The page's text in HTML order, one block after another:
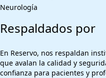
Neurología
Respaldados por
En Reservo, nos respaldan
que avalan la calidad y
confianza para pacientes y